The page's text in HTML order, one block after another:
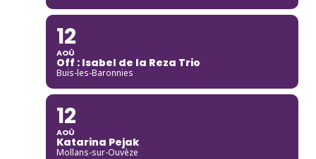
12
AOÛ
Off : Isabel de la Reza Trio
Buis-les-Baronnies
12
AOÛ
Katarina Pejak
Mollans-sur-Ouvèze